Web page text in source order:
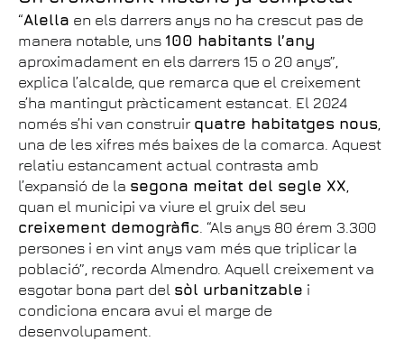
“Alella en els darrers anys no ha crescut pas de
manera notable, uns 100 habitants l’any
aproximadament en els darrers 15 o 20 anys”,
explica l’alcalde, que remarca que el creixement
s’ha mantingut pràcticament estancat. El 2024
només s’hi van construir quatre habitatges nous
una de les xifres més baixes de la comarca. Aquest
relatiu estancament actual contrasta amb
l’expansió de la segona meitat del segle XX
quan el municipi va viure el gruix del seu
creixement demogràfic . “Als anys 80 érem 3.300
persones i en vint anys vam més que triplicar la
població”, recorda Almendro. Aquell creixement va
esgotar bona part del sòl urbanitzable i
condiciona encara avui el marge de
desenvolupament.